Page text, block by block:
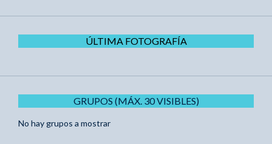
ÚLTIMA FOTOGRAFÍA
GRUPOS (MÁX. 30 VISIBLES)
No hay grupos a mostrar